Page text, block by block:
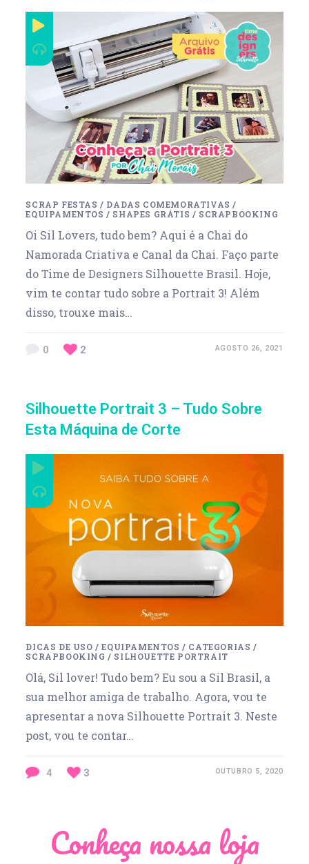
SCRAP FESTAS / DADAS COMEMORATIVAS /
EQUIPAMENTOS / SHAPES GRÁTIS / SCRAPBOOKING
Oi Sil Lovers, tudo bem? Aqui é a Chai do
Namorada Criativa e Canal da Chai. Faço parte
do Time de Designers Silhouette Brasil. Hoje,
vim te contar tudo sobre a Portrait 3! Além
disso, trouxe mais…
0 2 AGOSTO 26, 2021
Silhouette Portrait 3 – Tudo Sobre
Esta Máquina de Corte
DICAS DE USO /EQUIPAMENTOS / CATEGORIAS /
SCRAPBOOKING / SILHOUETTE PORTRAIT
Olá, Sil lover! Tudo bem? Eu sou a Sil Brasil, a
sua melhor amiga de trabalho. Agora, vou te
apresentar a nova Silhouette Portrait 3. Neste
post, vou te contar…
4 3 OUTUBRO 5, 2020
Conheça nossa loja